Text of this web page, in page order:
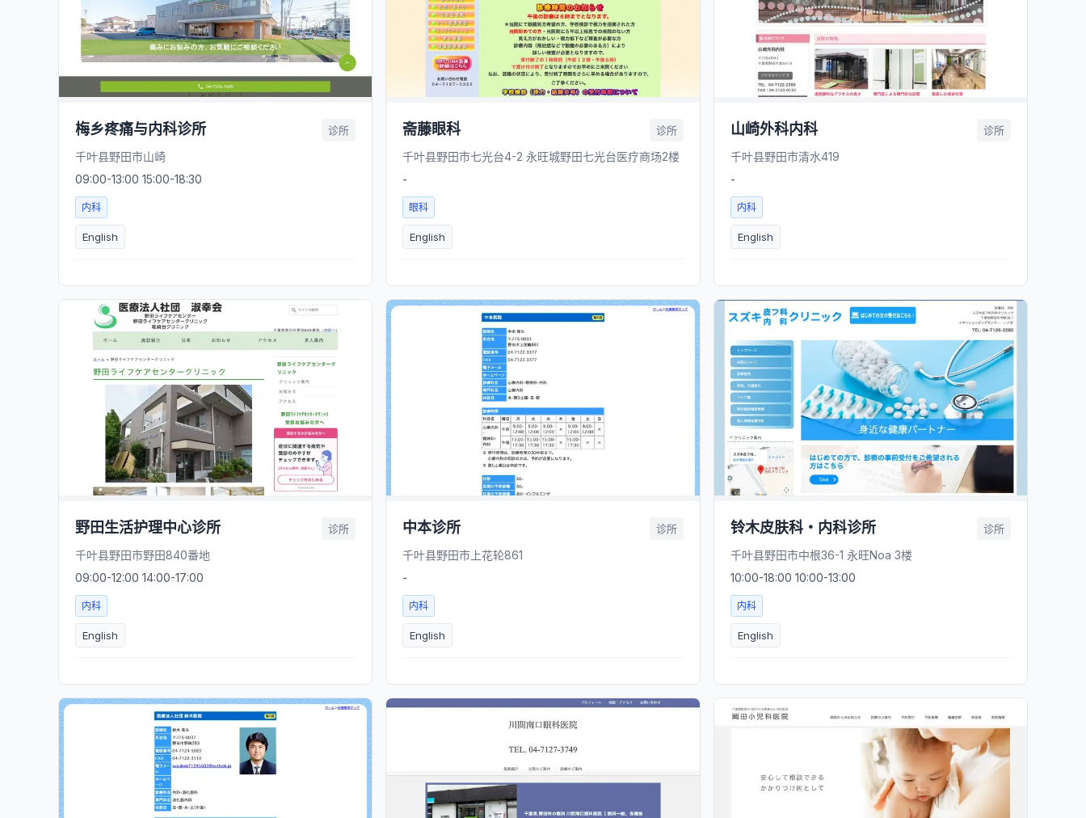
梅乡疼痛与内科诊所 诊所
千叶县野田市山崎
09:00-13:00 15:00-18:30
内科
English
斋藤眼科 诊所
千叶县野田市七光台4-2 永旺城野田七光台医疗商场2楼
-
眼科
English
山崎外科内科 诊所
千叶县野田市清水419
-
内科
English
野田生活护理中心诊所 诊所
千叶县野田市野田840番地
09:00-12:00 14:00-17:00
内科
English
中本诊所 诊所
千叶县野田市上花轮861
-
内科
English
铃木皮肤科・内科诊所 诊所
千叶县野田市中根36-1 永旺Noa 3楼
10:00-18:00 10:00-13:00
内科
English